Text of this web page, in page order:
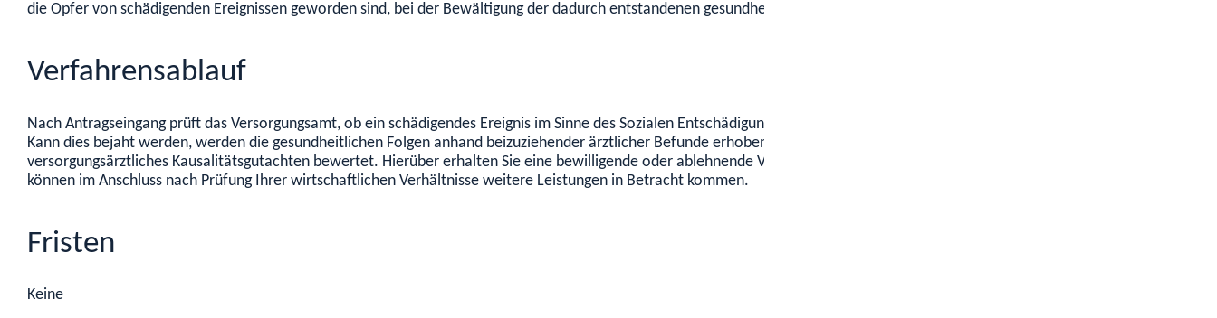
die Opfer von schädigenden Ereignissen geworden sind, bei der Bewältigung der dadurch entstandenen gesundheitlichen und wirtschaftlichen Folgen.
Verfahrensablauf
Nach Antragseingang prüft das Versorgungsamt, ob ein schädigendes Ereignis im Sinne des Sozialen Entschädigungsrechts ( Vierzehntes Buch Sozialgesetzbuch - SGB XIV ) vorliegt.
Kann dies bejaht werden, werden die gesundheitlichen Folgen anhand beizuziehender ärztlicher Befunde erhoben und gegebenenfalls im Anschluss durch ein
versorgungsärztliches Kausalitätsgutachten bewertet. Hierüber erhalten Sie eine bewilligende oder ablehnende Verwaltungsentscheidung. Im Falle einer positiven Entscheidung
können im Anschluss nach Prüfung Ihrer wirtschaftlichen Verhältnisse weitere Leistungen in Betracht kommen.
Fristen
Keine